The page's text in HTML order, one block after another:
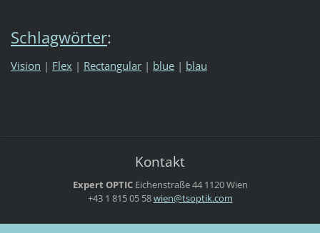
Schlagwörter:
Vision | Flex | Rectangular | blue | blau
Kontakt
Expert OPTIC Eichenstraße 441120 Wien
+43 1 815 05 58wien@tsoptik.com